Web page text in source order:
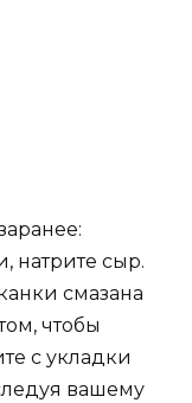
натрите сыр.
смазана
чтобы
с укладки
вашему